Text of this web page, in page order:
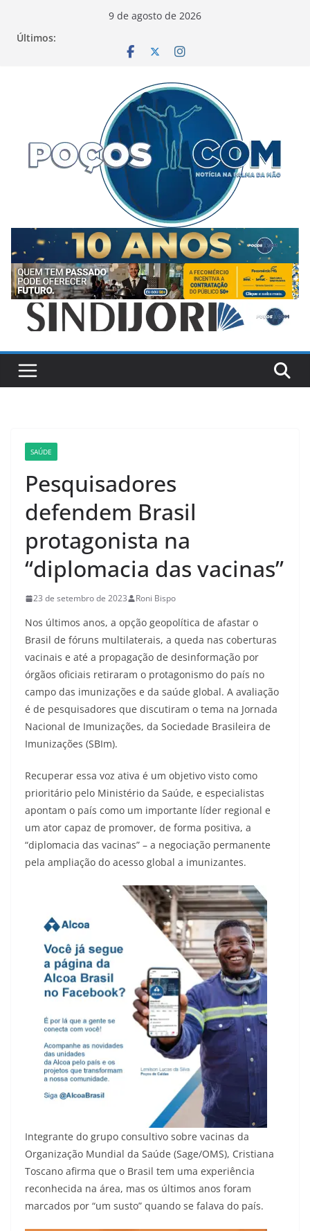
9 de agosto de 2026
Últimos:
SAÚDE
Pesquisadores
defendem Brasil
protagonista na
“diplomacia das vacinas”
23 de setembro de 2023 Roni Bispo
Nos últimos anos, a opção geopolítica de afastar o
Brasil de fóruns multilaterais, a queda nas coberturas
vacinais e até a propagação de desinformação por
órgãos oficiais retiraram o protagonismo do país no
campo das imunizações e da saúde global. A avaliação
é de pesquisadores que discutiram o tema na Jornada
Nacional de Imunizações, da Sociedade Brasileira de
Imunizações (SBIm).
Recuperar essa voz ativa é um objetivo visto como
prioritário pelo Ministério da Saúde, e especialistas
apontam o país como um importante líder regional e
um ator capaz de promover, de forma positiva, a
“diplomacia das vacinas” – a negociação permanente
pela ampliação do acesso global a imunizantes.
Integrante do grupo consultivo sobre vacinas da
Organização Mundial da Saúde (Sage/OMS), Cristiana
Toscano afirma que o Brasil tem uma experiência
reconhecida na área, mas os últimos anos foram
marcados por “um susto” quando se falava do país.